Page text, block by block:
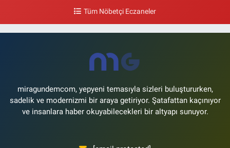
Yeşilköy Mahallesi Doğruyol Sokak 7 A Dürümcü Baba'nın Bir Alt
0 (212) 663 11 97 Yol Tarifi Al
Tüm Nöbetçi Eczaneler
miragundemcom, yepyeni temasıyla sizleri buluştururken,
sadelik ve modernizmi bir araya getiriyor. Şatafattan kaçınıyor
ve insanlara haber okuyabilecekleri bir altyapı sunuyor.